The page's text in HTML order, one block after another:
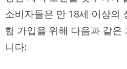
소비자들은 만 18세 이상의
험 가입을 위해 다음과 같은
니다: